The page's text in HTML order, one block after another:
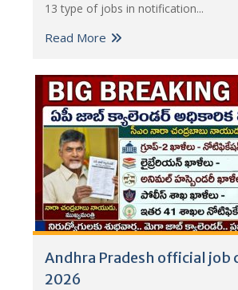
13 type of jobs in notification...
Read More
Andhra Pradesh official job
2026